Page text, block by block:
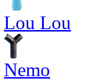
Lou Lou
Nemo